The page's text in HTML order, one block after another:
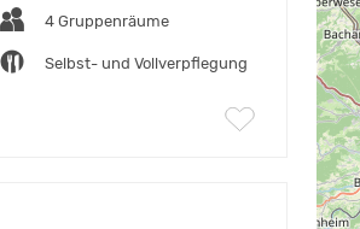
4 Gruppenräume
Selbst- und Vollverpflegung